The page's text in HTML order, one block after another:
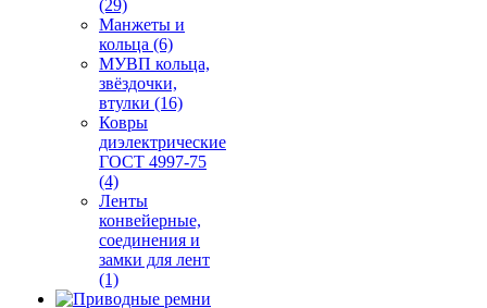
(29)
Манжеты и
кольца (6)
МУВП кольца,
звёздочки,
втулки (16)
Ковры
диэлектрические
ГОСТ 4997-75
(4)
Ленты
конвейерные,
соединения и
замки для лент
(1)